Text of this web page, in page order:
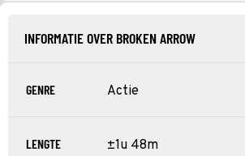
INFORMATIE OVER BROKEN ARROW
GENRE Actie
LENGTE ±1u 48m